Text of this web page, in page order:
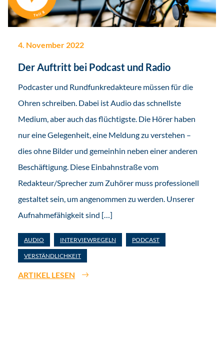
4. November 2022
Der Auftritt bei Podcast und Radio
Podcaster und Rundfunkredakteure müssen für die
Ohren schreiben. Dabei ist Audio das schnellste
Medium, aber auch das flüchtigste. Die Hörer haben
nur eine Gelegenheit, eine Meldung zu verstehen –
dies ohne Bilder und gemeinhin neben einer anderen
Beschäftigung. Diese Einbahnstraße vom
Redakteur/Sprecher zum Zuhörer muss professionell
gestaltet sein, um angenommen zu werden. Unserer
Aufnahmefähigkeit sind […]
AUDIO INTERVIEWREGELN PODCAST
VERSTÄNDLICHKEIT
ARTIKEL LESEN